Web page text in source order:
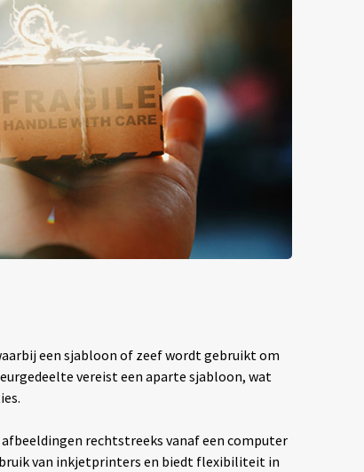
een sjabloon of zeef wordt gebruikt om
vereist een aparte sjabloon, wat
rechtstreeks vanaf een computer
van inkjetprinters en biedt flexibiliteit in